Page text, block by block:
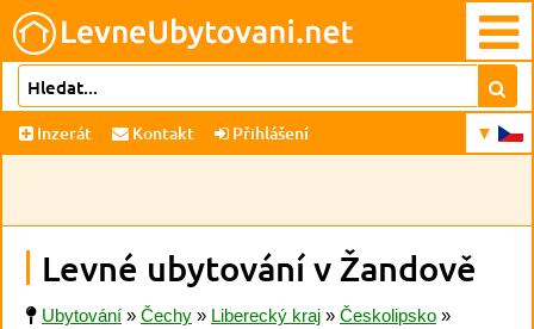
Inzerát Kontakt Přihlášení
Levné ubytování v Žandově
Ubytování » Čechy » Liberecký kraj » Českolipsko »